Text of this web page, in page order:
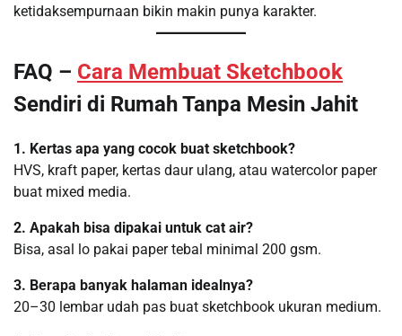
ketidaksempurnaan bikin makin punya karakter.
FAQ – Cara Membuat Sketchbook
Sendiri di Rumah Tanpa Mesin Jahit
1. Kertas apa yang cocok buat sketchbook?
HVS, kraft paper, kertas daur ulang, atau watercolor paper
buat mixed media.
2. Apakah bisa dipakai untuk cat air?
Bisa, asal lo pakai paper tebal minimal 200 gsm.
3. Berapa banyak halaman idealnya?
20–30 lembar udah pas buat sketchbook ukuran medium.